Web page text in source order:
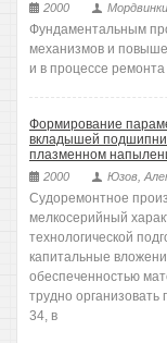
2000
Фундаментальным
механизмов и
и в процессе
Формирование
вкладышей
плазменном
2000 Юзов,
Судоремонтное
мелкосерийный
технологической
капитальные
обеспеченностью
трудно организовать
34, в